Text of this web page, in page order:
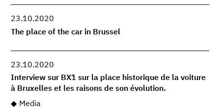
23.10.2020
The place of the car in Brussel
23.10.2020
Interview sur BX1 sur la place historique de la voiture
à Bruxelles et les raisons de son évolution.
Media